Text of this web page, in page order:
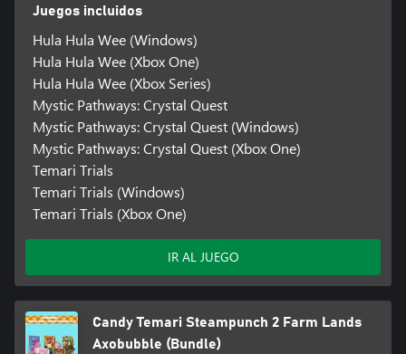
Juegos incluidos
Hula Hula Wee (Windows)
Hula Hula Wee (Xbox One)
Hula Hula Wee (Xbox Series)
Mystic Pathways: Crystal Quest
Mystic Pathways: Crystal Quest (Windows)
Mystic Pathways: Crystal Quest (Xbox One)
Temari Trials
Temari Trials (Windows)
Temari Trials (Xbox One)
IR AL JUEGO
Candy Temari Steampunch 2 Farm Lands
Axobubble (Bundle)